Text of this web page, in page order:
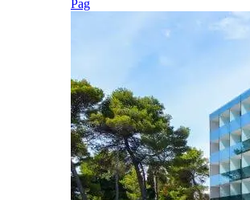
Pag